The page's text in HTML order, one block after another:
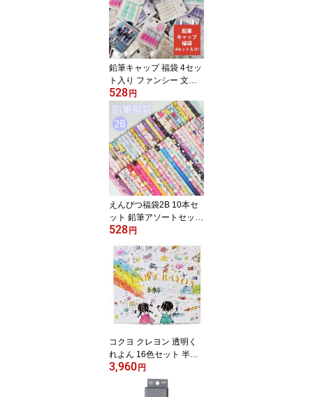
いい まとめ買い キッズ
ラッピング不可
鉛筆キャップ 福袋 4セッ
ト入り ファンシー 文具
小学生 文具セット 文房
具 アソートセット ノベ
ルティ 粗品 イベント 子
供会 プチギフト 鉛筆キ
ャップセット キッズ ラ
ッピング不可
528円
えんぴつ福袋2B 10本セ
ット 鉛筆アソートセット
鉛筆まとめ買い 鉛筆お得
528円
コクヨ クレヨン 透明く
れよん 16色セット 半透
明 オイルゲルクレヨン
紙箱入り KE-AC28 KOK
3,960円